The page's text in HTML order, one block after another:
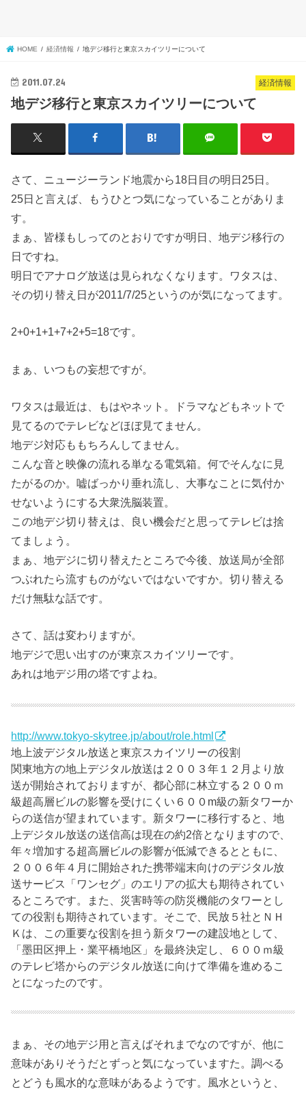
HOME 経済情報 地デジ移行と東京スカイツリーについて
経済情報
2011.07.24
地デジ移行と東京スカイツリーについて
さて、ニュージーランド地震から18日目の明日25日。
25日と言えば、もうひとつ気になっていることがありま
す。
まぁ、皆様もしってのとおりですが明日、地デジ移行の
日ですね。
明日でアナログ放送は見られなくなります。ワタスは、
その切り替え日が2011/7/25というのが気になってます。
2+0+1+1+7+2+5=18です。
まぁ、いつもの妄想ですが。
ワタスは最近は、もはやネット。ドラマなどもネットで
見てるのでテレビなどほぼ見てません。
地デジ対応ももちろんしてません。
こんな音と映像の流れる単なる電気箱。何でそんなに見
たがるのか。嘘ばっかり垂れ流し、大事なことに気付か
せないようにする大衆洗脳装置。
この地デジ切り替えは、良い機会だと思ってテレビは捨
てましょう。
まぁ、地デジに切り替えたところで今後、放送局が全部
つぶれたら流すものがないではないですか。切り替える
だけ無駄な話です。
さて、話は変わりますが。
地デジで思い出すのが東京スカイツリーです。
あれは地デジ用の塔ですよね。
http://www.tokyo-skytree.jp/about/role.html
地上波デジタル放送と東京スカイツリーの役割
関東地方の地上デジタル放送は２００３年１２月より放
送が開始されておりますが、都心部に林立する２００ｍ
級超高層ビルの影響を受けにくい６００m級の新タワーか
らの送信が望まれています。新タワーに移行すると、地
上デジタル放送の送信高は現在の約2倍となりますので、
年々増加する超高層ビルの影響が低減できるとともに、
２００６年４月に開始された携帯端末向けのデジタル放
送サービス「ワンセグ」のエリアの拡大も期待されてい
るところです。また、災害時等の防災機能のタワーとし
ての役割も期待されています。そこで、民放５社とＮＨ
Ｋは、この重要な役割を担う新タワーの建設地として、
「墨田区押上・業平橋地区」を最終決定し、６００ｍ級
のテレビ塔からのデジタル放送に向けて準備を進めるこ
とになったのです。
まぁ、その地デジ用と言えばそれまでなのですが、他に
意味がありそうだとずっと気になっていますた。調べる
とどうも風水的な意味があるようです。風水というと、